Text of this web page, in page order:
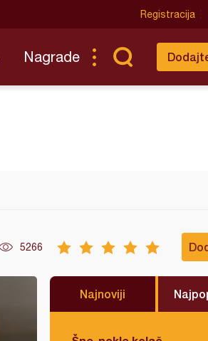
Registracija
Nagrade
5266
Najnoviji